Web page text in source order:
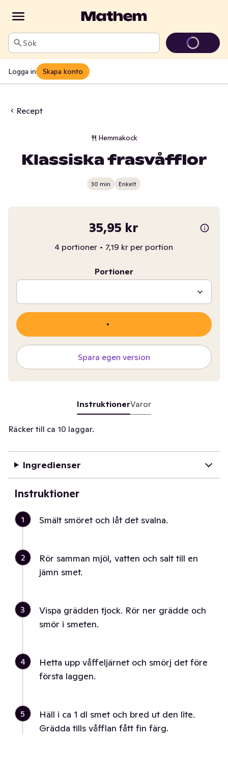
Sök
Logga in Skapa konto
Recept
Hemmakock
Klassiska frasvåfflor
30 min Enkelt
35,95 kr
4 portioner • 7,19 kr per portion
Portioner
Spara egen version
InstruktionerVaror
Räcker till ca 10 laggar.
Ingredienser
Instruktioner
1 Smält smöret och låt det svalna.
2
Rör samman mjöl, vatten och salt till en
jämn smet.
3
Vispa grädden tjock. Rör ner grädde och
smör i smeten.
4
Hetta upp våffeljärnet och smörj det före
första laggen.
5
Häll i ca 1 dl smet och bred ut den lite.
Grädda tills våfflan fått fin färg.